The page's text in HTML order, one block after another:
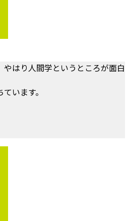
はり人間学というところが面白
います。